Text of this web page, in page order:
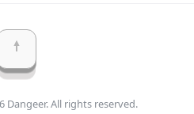
Dangeer. All rights reserved.